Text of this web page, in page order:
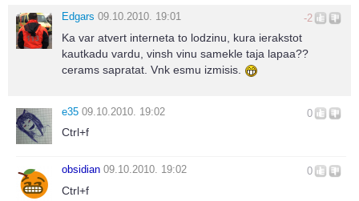
-2
Edgars 09.10.2010. 19:01
Ka var atvert interneta to lodzinu, kura ierakstot
kautkadu vardu, vinsh vinu samekle taja lapaa??
cerams sapratat. Vnk esmu izmisis.
0
e35 09.10.2010. 19:02
Ctrl+f
0
obsidian 09.10.2010. 19:02
Ctrl+f